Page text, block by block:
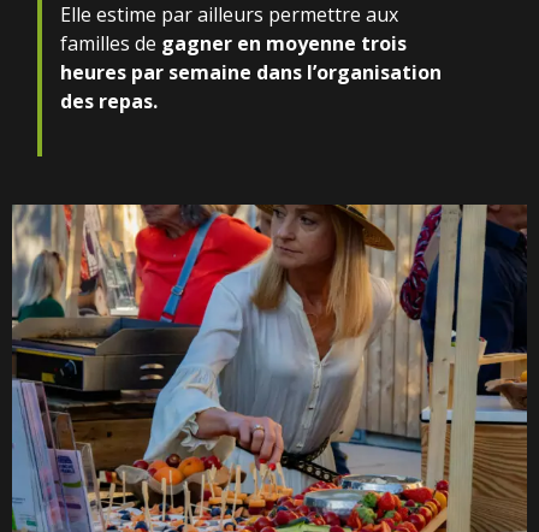
Elle estime par ailleurs permettre aux
familles de gagner en moyenne trois
heures par semaine dans l’organisation
des repas.